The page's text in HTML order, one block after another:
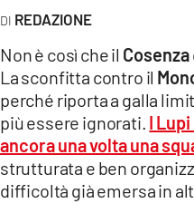
LACONAIR.IT
LACITYMAG.IT
ILREGGINO.IT
COSENZACHANNEL.IT
ILVIBONESE.IT
REDAZIONE
Non è così che il Cosenza
La sconfitta contro il
perché riporta a galla
più essere ignorati. I
ancora una volta una
strutturata e ben
difficoltà già emersa in